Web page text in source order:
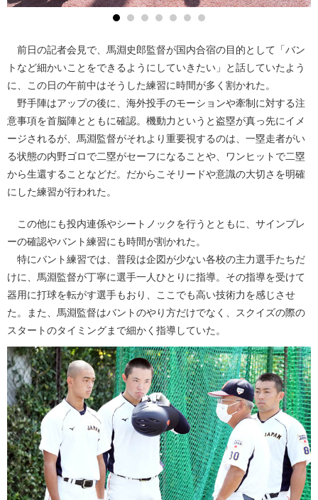
前日の記者会見で、馬淵史郎監督が国内合宿の目的として「バン
トなど細かいことをできるようにしていきたい」と話していたよう
に、この日の午前中はそうした練習に時間が多く割かれた。
野手陣はアップの後に、海外投手のモーションや牽制に対する注
意事項を首脳陣とともに確認。機動力というと盗塁が真っ先にイメ
ージされるが、馬淵監督がそれより重要視するのは、一塁走者がい
る状態の内野ゴロで二塁がセーフになることや、ワンヒットで二塁
から生還することなどだ。だからこそリードや意識の大切さを明確
にした練習が行われた。
この他にも投内連係やシートノックを行うとともに、サインプレ
ーの確認やバント練習にも時間が割かれた。
特にバント練習では、普段は企図が少ない各校の主力選手たちだ
けに、馬淵監督が丁寧に選手一人ひとりに指導。その指導を受けて
器用に打球を転がす選手もおり、ここでも高い技術力を感じさせ
た。また、馬淵監督はバントのやり方だけでなく、スクイズの際の
スタートのタイミングまで細かく指導していた。